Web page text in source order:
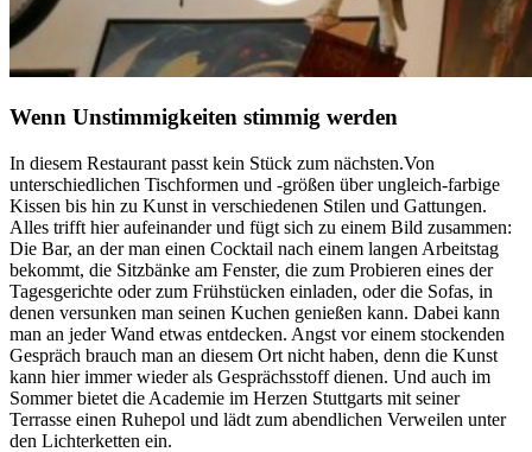
Wenn Unstimmigkeiten stimmig werden
In diesem Restaurant passt kein Stück zum nächsten.Von
unterschiedlichen Tischformen und -größen über ungleich-farbige
Kissen bis hin zu Kunst in verschiedenen Stilen und Gattungen.
Alles trifft hier aufeinander und fügt sich zu einem Bild zusammen:
Die Bar, an der man einen Cocktail nach einem langen Arbeitstag
bekommt, die Sitzbänke am Fenster, die zum Probieren eines der
Tagesgerichte oder zum Frühstücken einladen, oder die Sofas, in
denen versunken man seinen Kuchen genießen kann. Dabei kann
man an jeder Wand etwas entdecken. Angst vor einem stockenden
Gespräch brauch man an diesem Ort nicht haben, denn die Kunst
kann hier immer wieder als Gesprächsstoff dienen. Und auch im
Sommer bietet die Academie im Herzen Stuttgarts mit seiner
Terrasse einen Ruhepol und lädt zum abendlichen Verweilen unter
den Lichterketten ein.